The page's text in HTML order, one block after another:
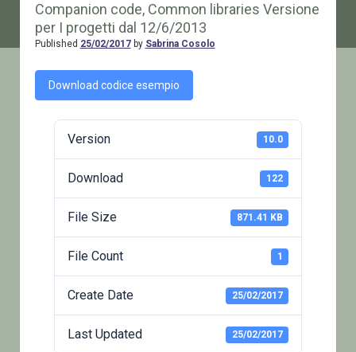
Home
Contatto
Companion code, Common libraries Versione
per I progetti dal 12/6/2013
Published 25/02/2017by Sabrina Cosolo
Download codice esempio
Version 10.0
Download 122
File Size 871.41 KB
File Count 1
Create Date 25/02/2017
Last Updated 25/02/2017